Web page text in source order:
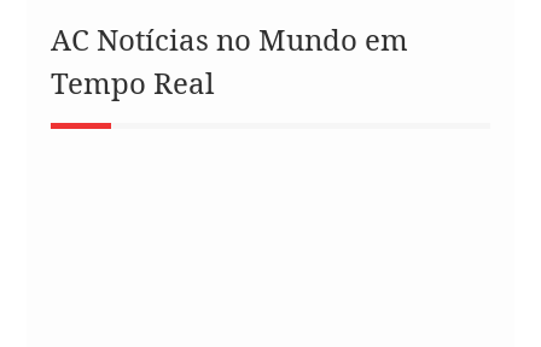
AC Notícias no Mundo em
Tempo Real